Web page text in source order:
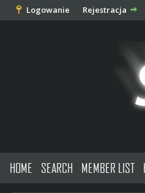
Logowanie Rejestracja
HOME SEARCH MEMBER LIST